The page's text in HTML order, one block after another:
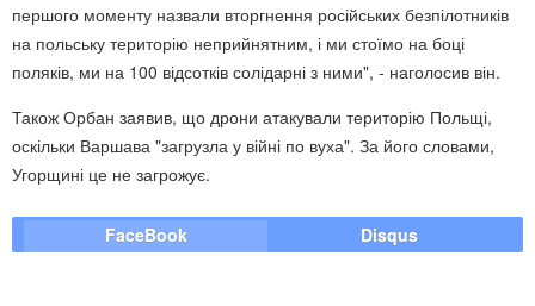
першого моменту назвали вторгнення російських безпілотників
на польську територію неприйнятним, і ми стоїмо на боці
поляків, ми на 100 відсотків солідарні з ними", - наголосив він.
Також Орбан заявив, що дрони атакували територію Польщі,
оскільки Варшава "загрузла у війні по вуха". За його словами,
Угорщині це не загрожує.
FaceBook Disqus